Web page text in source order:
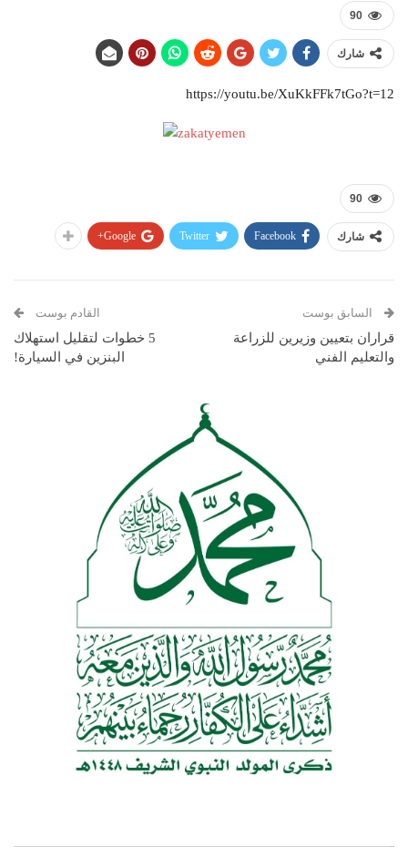
90
شارك
https://youtu.be/XuKkFFk7tGo?t=12
90
شارك Facebook
Twitter
Google+
السابق بوست
قراران بتعيين وزيرين للزراعة
والتعليم الفني
القادم بوست
5 خطوات لتقليل استهلاك
البنزين في السيارة!